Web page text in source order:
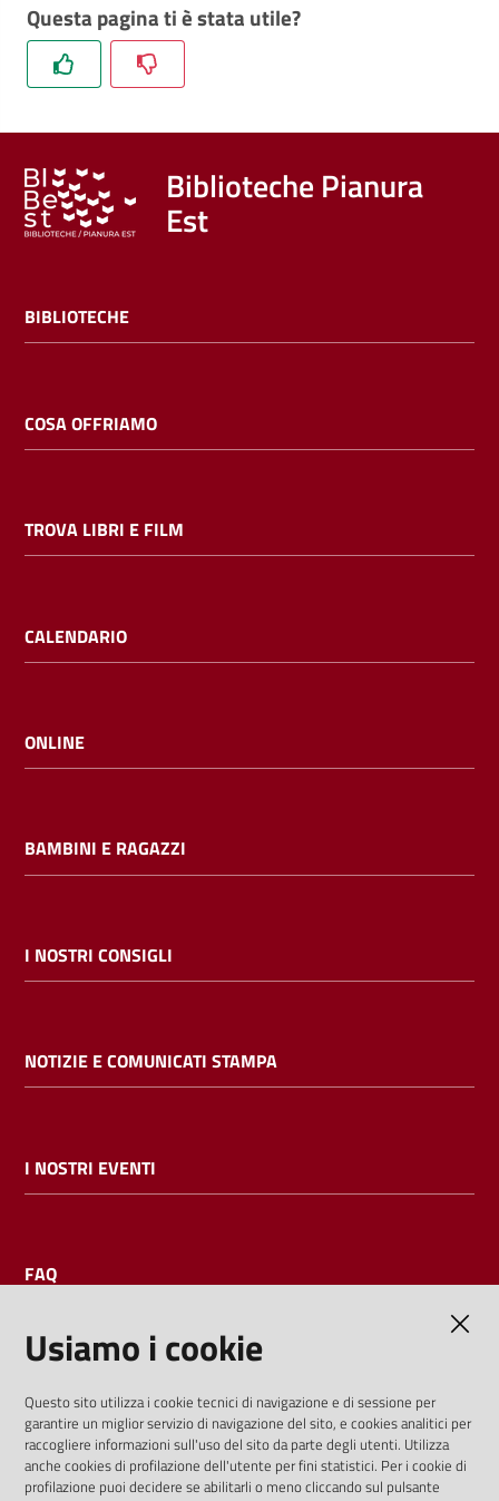
Questa pagina ti è stata utile?
Biblioteche Pianura
Est
BIBLIOTECHE
COSA OFFRIAMO
TROVA LIBRI E FILM
CALENDARIO
ONLINE
BAMBINI E RAGAZZI
I NOSTRI CONSIGLI
NOTIZIE E COMUNICATI STAMPA
I NOSTRI EVENTI
FAQ
I dati personali pubblicati sono riutilizzabili solo alle condizioni
previste dalla direttiva comunitaria 2003/98/CE e dal d.lgs.
36/2006
Usiamo i cookie
Questo sito utilizza i cookie tecnici di navigazione e di sessione per
garantire un miglior servizio di navigazione del sito, e cookies analitici per
raccogliere informazioni sull'uso del sito da parte degli utenti. Utilizza
anche cookies di profilazione dell'utente per fini statistici. Per i cookie di
profilazione puoi decidere se abilitarli o meno cliccando sul pulsante